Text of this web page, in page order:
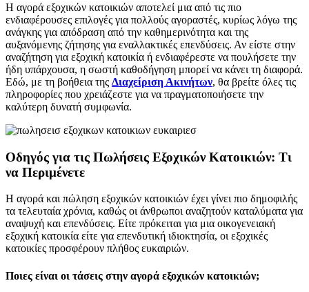
Η αγορά εξοχικών κατοικιών αποτελεί μια από τις πιο
ενδιαφέρουσες επιλογές για πολλούς αγοραστές, κυρίως λόγω της
ανάγκης για απόδραση από την καθημερινότητα και της
αυξανόμενης ζήτησης για εναλλακτικές επενδύσεις. Αν είστε στην
αναζήτηση για εξοχική κατοικία ή ενδιαφέρεστε να πουλήσετε την
ήδη υπάρχουσα, η σωστή καθοδήγηση μπορεί να κάνει τη διαφορά.
Εδώ, με τη βοήθεια της Διαχείριση Ακινήτων, θα βρείτε όλες τις
πληροφορίες που χρειάζεστε για να πραγματοποιήσετε την
καλύτερη δυνατή συμφωνία.
Οδηγός για τις Πωλήσεις Εξοχικών Κατοικιών: Τι
να Περιμένετε
Η αγορά και πώληση εξοχικών κατοικιών έχει γίνει πιο δημοφιλής
τα τελευταία χρόνια, καθώς οι άνθρωποι αναζητούν καταλύματα για
αναψυχή και επενδύσεις. Είτε πρόκειται για μια οικογενειακή
εξοχική κατοικία είτε για επενδυτική ιδιοκτησία, οι εξοχικές
κατοικίες προσφέρουν πλήθος ευκαιριών.
Ποιες είναι οι τάσεις στην αγορά εξοχικών κατοικιών;